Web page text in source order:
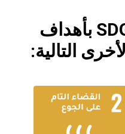
يرتبط عملنا في SDG 6 بأهداف
التالية: